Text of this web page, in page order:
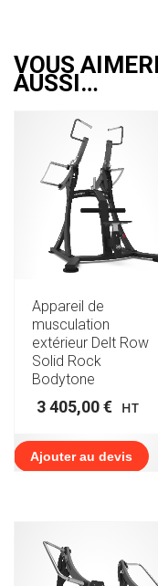
VOUS
AUSSI…
Appareil de
musculation
extérieur Delt Row
Solid Rock
Bodytone
3 405,00€ HT
Ajouter au devis